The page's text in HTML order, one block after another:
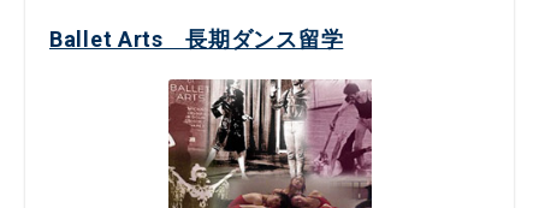
Ballet Arts 長期ダンス留学